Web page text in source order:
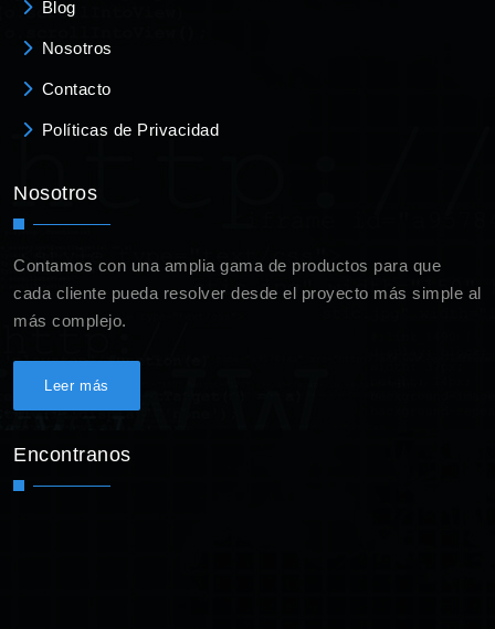
Blog
Nosotros
Contacto
Políticas de Privacidad
Nosotros
Contamos con una amplia gama de productos para que
cada cliente pueda resolver desde el proyecto más simple al
más complejo.
Leer más
Encontranos